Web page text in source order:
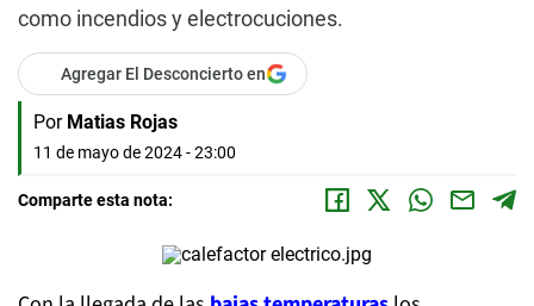
como incendios y electrocuciones.
Agregar El Desconcierto en
Por Matias Rojas
11 de mayo de 2024 - 23:00
Comparte esta nota: